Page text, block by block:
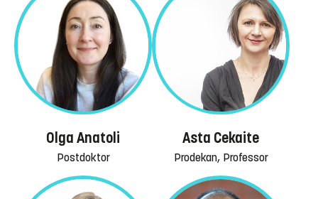
Olga Anatoli
Postdoktor
Asta Cekaite
Prodekan, Professor